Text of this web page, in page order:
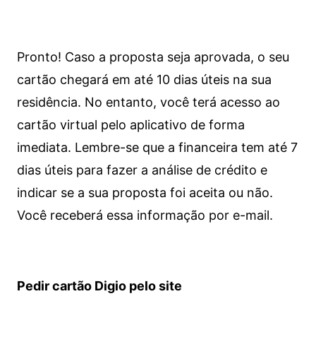
Pronto! Caso a proposta seja aprovada, o seu
cartão chegará em até 10 dias úteis na sua
residência. No entanto, você terá acesso ao
cartão virtual pelo aplicativo de forma
imediata. Lembre-se que a financeira tem até 7
dias úteis para fazer a análise de crédito e
indicar se a sua proposta foi aceita ou não.
Você receberá essa informação por e-mail.
Pedir cartão Digio pelo site